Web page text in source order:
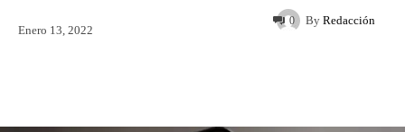
By Redacción
Enero 13, 2022
0